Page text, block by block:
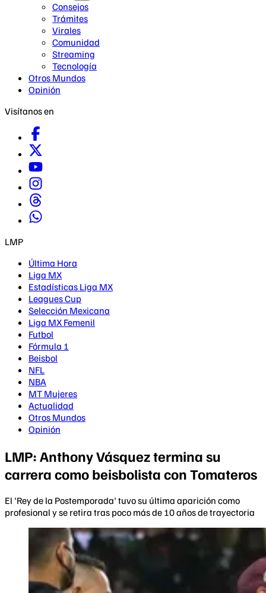
Consejos
Trámites
Virales
Comunidad
Streaming
Tecnología
Otros Mundos
Opinión
Visítanos en
LMP
Última Hora
Liga MX
Estadísticas Liga MX
Leagues Cup
Selección Mexicana
Liga MX Femenil
Futbol
Fórmula 1
Beisbol
NFL
NBA
MT Mujeres
Actualidad
Otros Mundos
Opinión
LMP: Anthony Vásquez termina su
carrera como beisbolista con Tomateros
El 'Rey de la Postemporada' tuvo su última aparición como
profesional y se retira tras poco más de 10 años de trayectoria